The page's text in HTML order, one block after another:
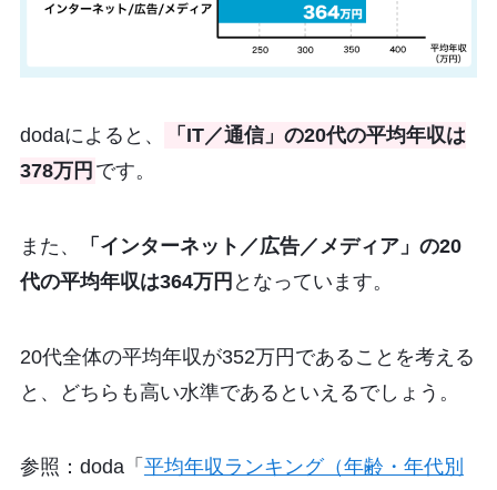
dodaによると、
「IT／通信」の20代の平均年収は
378万円 です。
また、
「インターネット／広告／メディア」の20
代の平均年収は364万円 となっています。
20代全体の平均年収が352万円であることを考える
と、どちらも高い水準であるといえるでしょう。
参照：doda「 平均年収ランキング（年齢・年代別